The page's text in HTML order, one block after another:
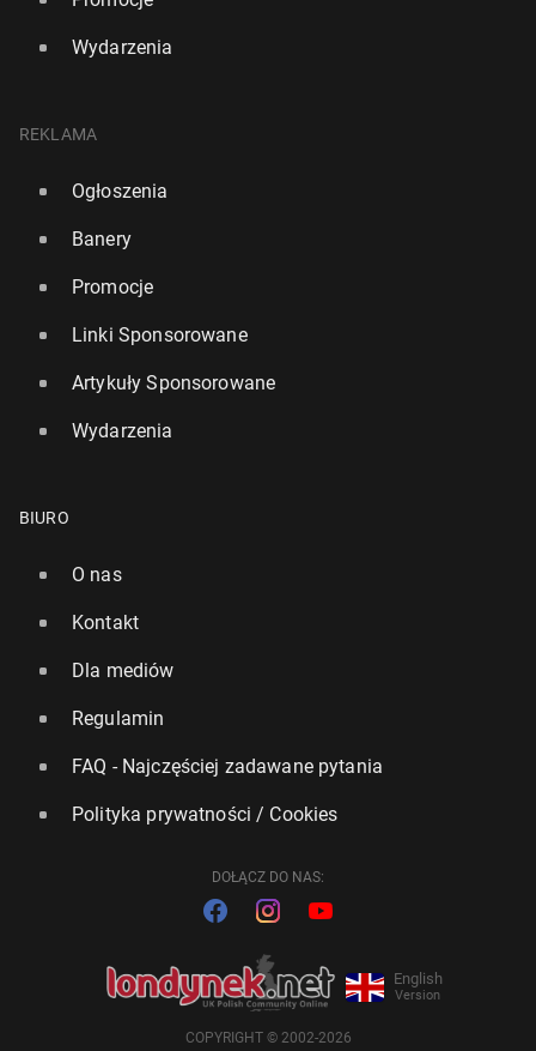
Wydarzenia
REKLAMA
Ogłoszenia
Banery
Promocje
Linki Sponsorowane
Artykuły Sponsorowane
Wydarzenia
BIURO
O nas
Kontakt
Dla mediów
Regulamin
FAQ - Najczęściej zadawane pytania
Polityka prywatności / Cookies
DOŁĄCZ DO NAS:
English
Version
COPYRIGHT © 2002-2026